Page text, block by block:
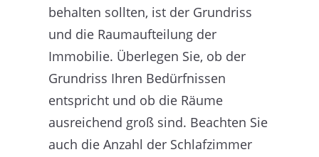
behalten sollten, ist der Grundriss
und die Raumaufteilung der
Immobilie. Überlegen Sie, ob der
Grundriss Ihren Bedürfnissen
entspricht und ob die Räume
ausreichend groß sind. Beachten Sie
auch die Anzahl der Schlafzimmer